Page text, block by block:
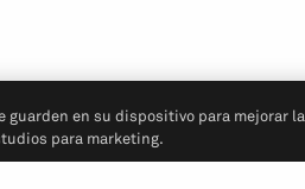
guarden en su dispositivo para mejorar la
para marketing.